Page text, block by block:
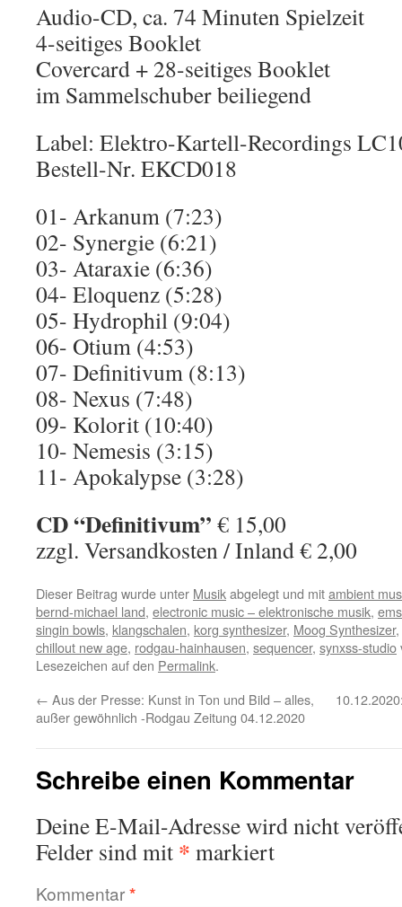
Audio-CD, ca. 74 Minuten Spielzeit
4-seitiges Booklet
Covercard + 28-seitiges Booklet
im Sammelschuber beiliegend
Label: Elektro-Kartell-Recordings
Bestell-Nr. EKCD018
01- Arkanum (7:23)
02- Synergie (6:21)
03- Ataraxie (6:36)
04- Eloquenz (5:28)
05- Hydrophil (9:04)
06- Otium (4:53)
07- Definitivum (8:13)
08- Nexus (7:48)
09- Kolorit (10:40)
10- Nemesis (3:15)
11- Apokalypse (3:28)
CD “Definitivum” € 15,00
zzgl. Versandkosten / Inland € 2,00
Dieser Beitrag wurde unter Musikabgelegt und mitambient
bernd-michael land, electronic music – elektronische musik,
singin bowls, klangschalen, korg synthesizer, Moog Synthesizer,
chillout new age, rodgau-hainhausen, sequencer, synxss-studio
Lesezeichen auf den Permalink.
← Aus der Presse: Kunst in Ton und Bild – alles,
außer gewöhnlich -Rodgau Zeitung 04.12.2020
Schreibe einen Kommentar
Deine E-Mail-Adresse wird nicht
Felder sind mit * markiert
Kommentar*